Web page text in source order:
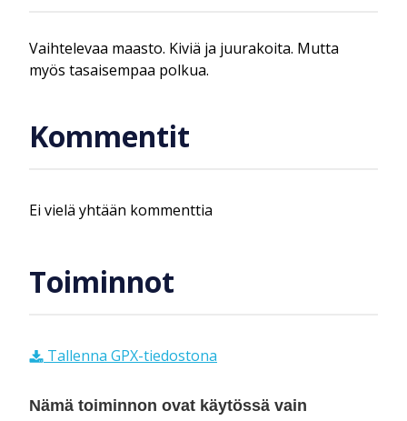
Vaihtelevaa maasto. Kiviä ja juurakoita. Mutta
myös tasaisempaa polkua.
Kommentit
Ei vielä yhtään kommenttia
Toiminnot
Tallenna GPX-tiedostona
Nämä toiminnon ovat käytössä vain